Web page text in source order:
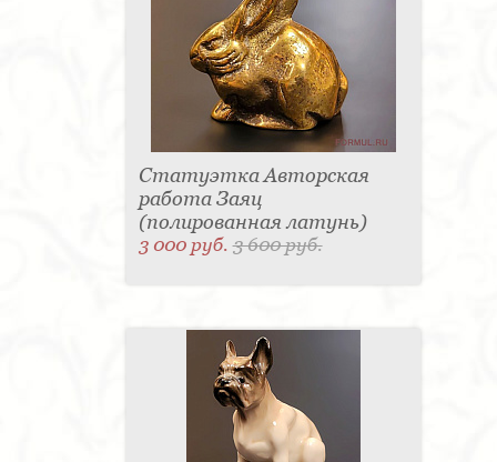
Статуэтка Авторская
работа Заяц
(полированная латунь)
3 000 руб.3 600 руб.